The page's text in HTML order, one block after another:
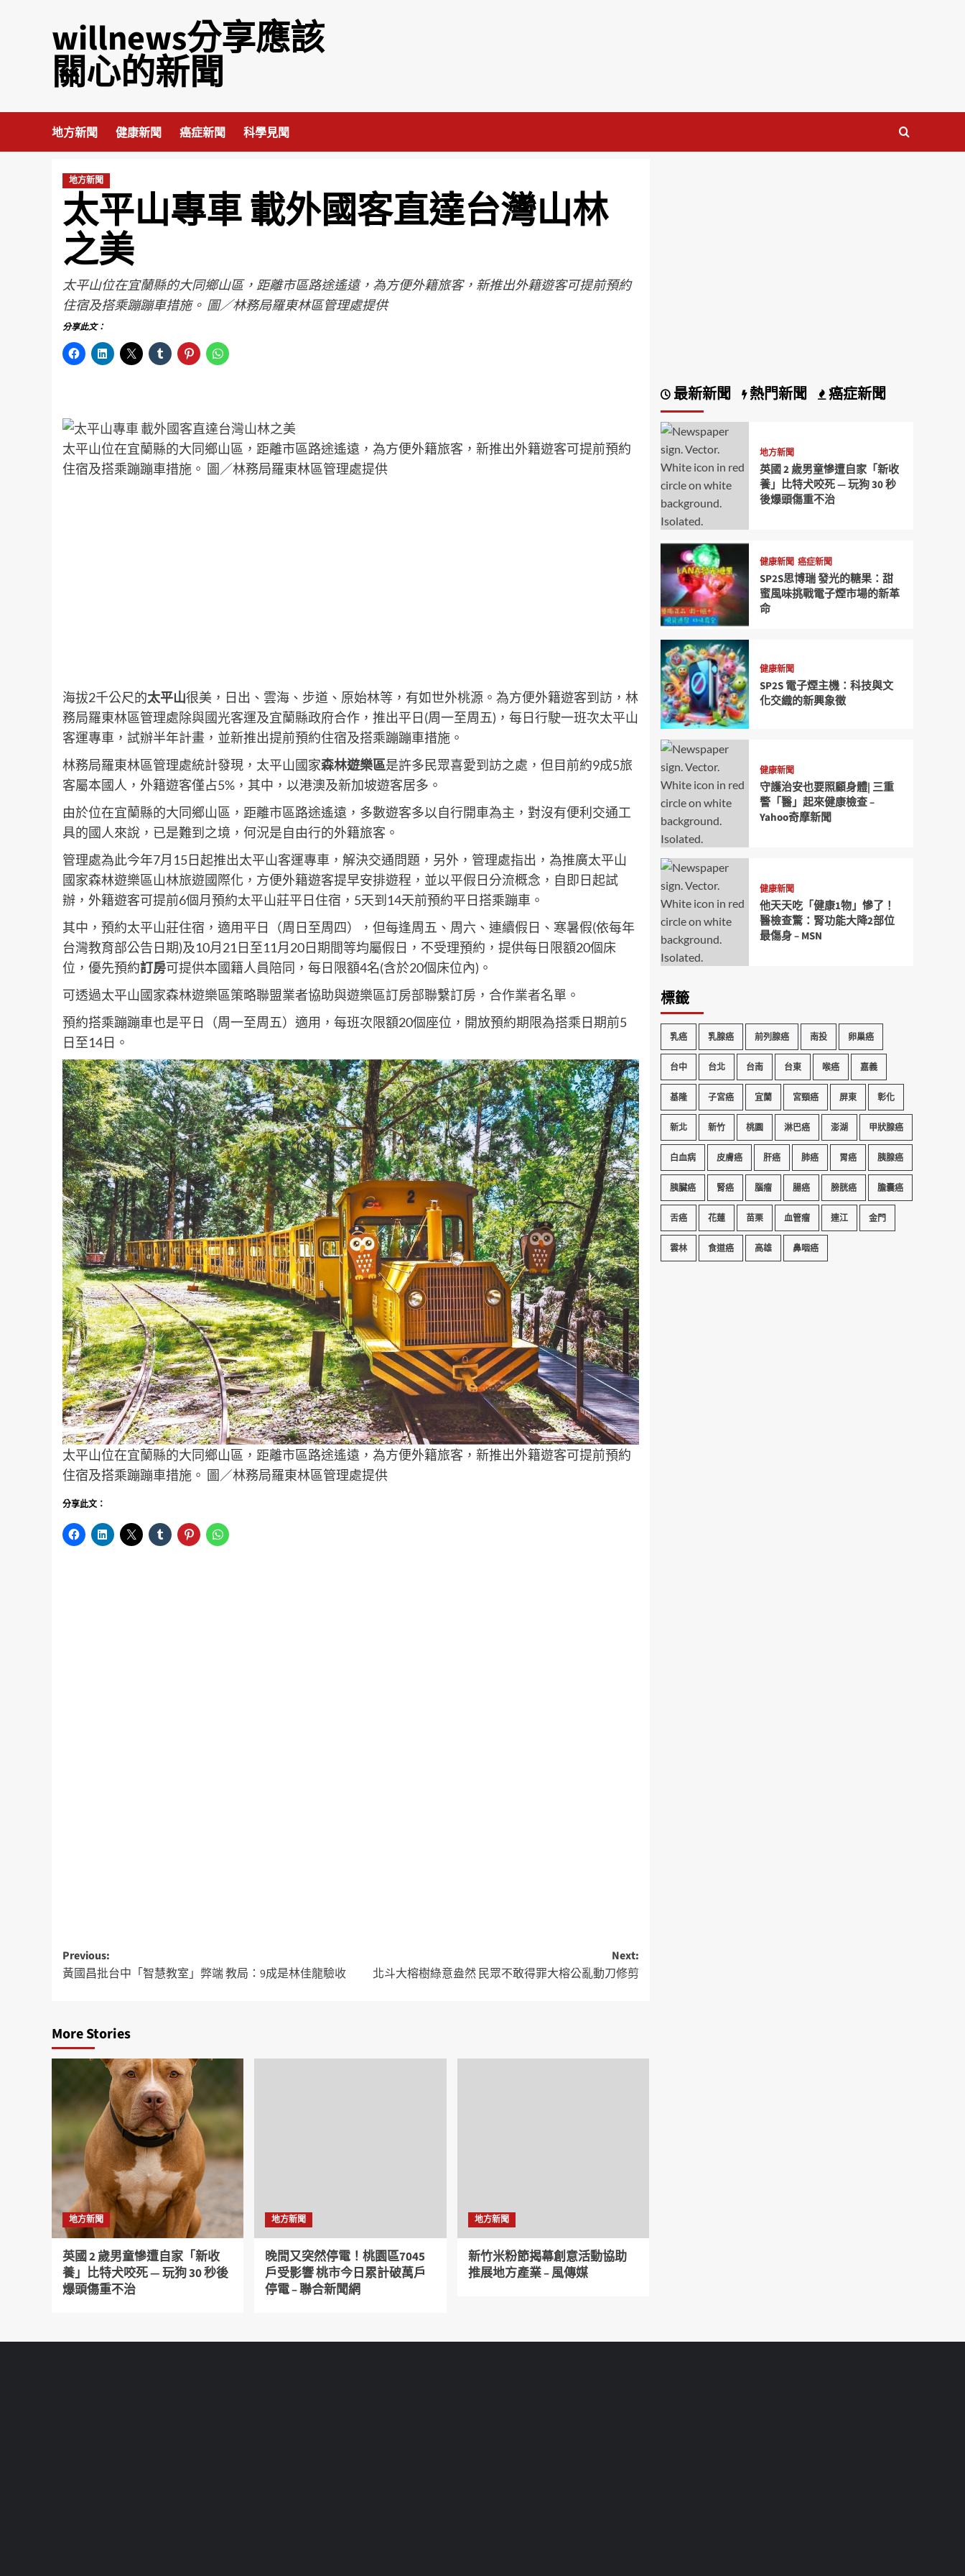
willnews分享應該
關心的新聞
地方新聞 健康新聞 癌症新聞 科學見聞
地方新聞
太平山專車 載外國客直達台灣山林
之美
太平山位在宜蘭縣的大同鄉山區，距離市區路途遙遠，為方便外籍旅客，新推出外籍遊客可提前預約
住宿及搭乘蹦蹦車措施。 圖／林務局羅東林區管理處提供
分享此文：
太平山位在宜蘭縣的大同鄉山區，距離市區路途遙遠，為方便外籍旅客，新推出外籍遊客可提前預約
住宿及搭乘蹦蹦車措施。 圖／林務局羅東林區管理處提供
海拔2千公尺的太平山很美，日出、雲海、步道、原始林等，有如世外桃源。為方便外籍遊客到訪，林
務局羅東林區管理處除與國光客運及宜蘭縣政府合作，推出平日(周一至周五)，每日行駛一班次太平山
客運專車，試辦半年計畫，並新推出提前預約住宿及搭乘蹦蹦車措施。
林務局羅東林區管理處統計發現，太平山國家森林遊樂區是許多民眾喜愛到訪之處，但目前約9成5旅
客屬本國人，外籍遊客僅占5%，其中，以港澳及新加坡遊客居多。
由於位在宜蘭縣的大同鄉山區，距離市區路途遙遠，多數遊客多以自行開車為主，對沒有便利交通工
具的國人來說，已是難到之境，何況是自由行的外籍旅客。
管理處為此今年7月15日起推出太平山客運專車，解決交通問題，另外，管理處指出，為推廣太平山
國家森林遊樂區山林旅遊國際化，方便外籍遊客提早安排遊程，並以平假日分流概念，自即日起試
辦，外籍遊客可提前6個月預約太平山莊平日住宿，5天到14天前預約平日搭乘蹦車。
其中，預約太平山莊住宿，適用平日（周日至周四），但每逢周五、周六、連續假日、寒暑假(依每年
台灣教育部公告日期)及10月21日至11月20日期間等均屬假日，不受理預約，提供每日限額20個床
位，優先預約訂房可提供本國籍人員陪同，每日限額4名(含於20個床位內)。
可透過太平山國家森林遊樂區策略聯盟業者協助與遊樂區訂房部聯繫訂房， 合作業者名單 。
預約搭乘蹦蹦車也是平日（周一至周五）適用，每班次限額20個座位，開放預約期限為搭乘日期前5
日至14日。
太平山位在宜蘭縣的大同鄉山區，距離市區路途遙遠，為方便外籍旅客，新推出外籍遊客可提前預約
住宿及搭乘蹦蹦車措施。 圖／林務局羅東林區管理處提供
分享此文：
Previous:
黃國昌批台中「智慧教室」弊端 教局：9成是林佳龍驗收
Next:
北斗大榕樹綠意盎然 民眾不敢得罪大榕公亂動刀修剪
More Stories
地方新聞
英國 2 歲男童慘遭自家「新收
養」比特犬咬死 — 玩狗 30 秒後
爆頭傷重不治
地方新聞
晚間又突然停電！桃園區7045
戶受影響 桃市今日累計破萬戶
停電 – 聯合新聞網
地方新聞
新竹米粉節揭幕創意活動協助
推展地方產業 – 風傳媒
最新新聞 熱門新聞 癌症新聞
地方新聞
英國 2 歲男童慘遭自家「新收
養」比特犬咬死 — 玩狗 30 秒
後爆頭傷重不治
健康新聞 癌症新聞
SP2S思博瑞 發光的糖果：甜
蜜風味挑戰電子煙市場的新革
命
健康新聞
SP2S 電子煙主機：科技與文
化交織的新興象徵
健康新聞
守護治安也要照顧身體| 三重
警「醫」起來健康檢查 –
Yahoo奇摩新聞
健康新聞
他天天吃「健康1物」慘了！
醫檢查驚：腎功能大降2部位
最傷身 – MSN
標籤
乳癌 乳腺癌 前列腺癌 南投 卵巢癌
台中 台北 台南 台東 喉癌 嘉義
基隆 子宮癌 宜蘭 宮頸癌 屏東 彰化
新北 新竹 桃園 淋巴癌 澎湖 甲狀腺癌
白血病 皮膚癌 肝癌 肺癌 胃癌 胰腺癌
胰臟癌 腎癌 腦瘤 腸癌 膀胱癌 膽囊癌
舌癌 花蓮 苗栗 血管瘤 連江 金門
雲林 食道癌 高雄 鼻咽癌